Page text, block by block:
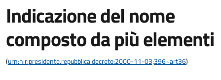
Indicazione del nome
composto da più elementi
(urn:nir:presidente.repubblica:decreto:2000-11-03;396~art36)